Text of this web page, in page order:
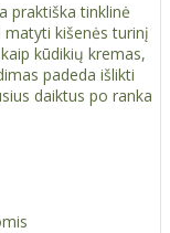
praktiška tinklinė
matyti kišenės turinį
kūdikių kremas,
padeda išlikti
daiktus po ranka